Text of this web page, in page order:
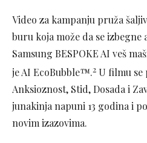
Video za kampanju pruža
buru koja može da se izbegne
Samsung BESPOKE AI veš
je AI EcoBubble™.2 U filmu se
Anksioznost, Stid, Dosada i
junakinja napuni 13 godina i
novim izazovima.